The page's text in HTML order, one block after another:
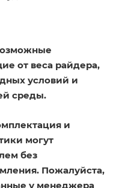
от веса райдера,
условий и
среды.
и
могут
без
Пожалуйста,
у менеджера